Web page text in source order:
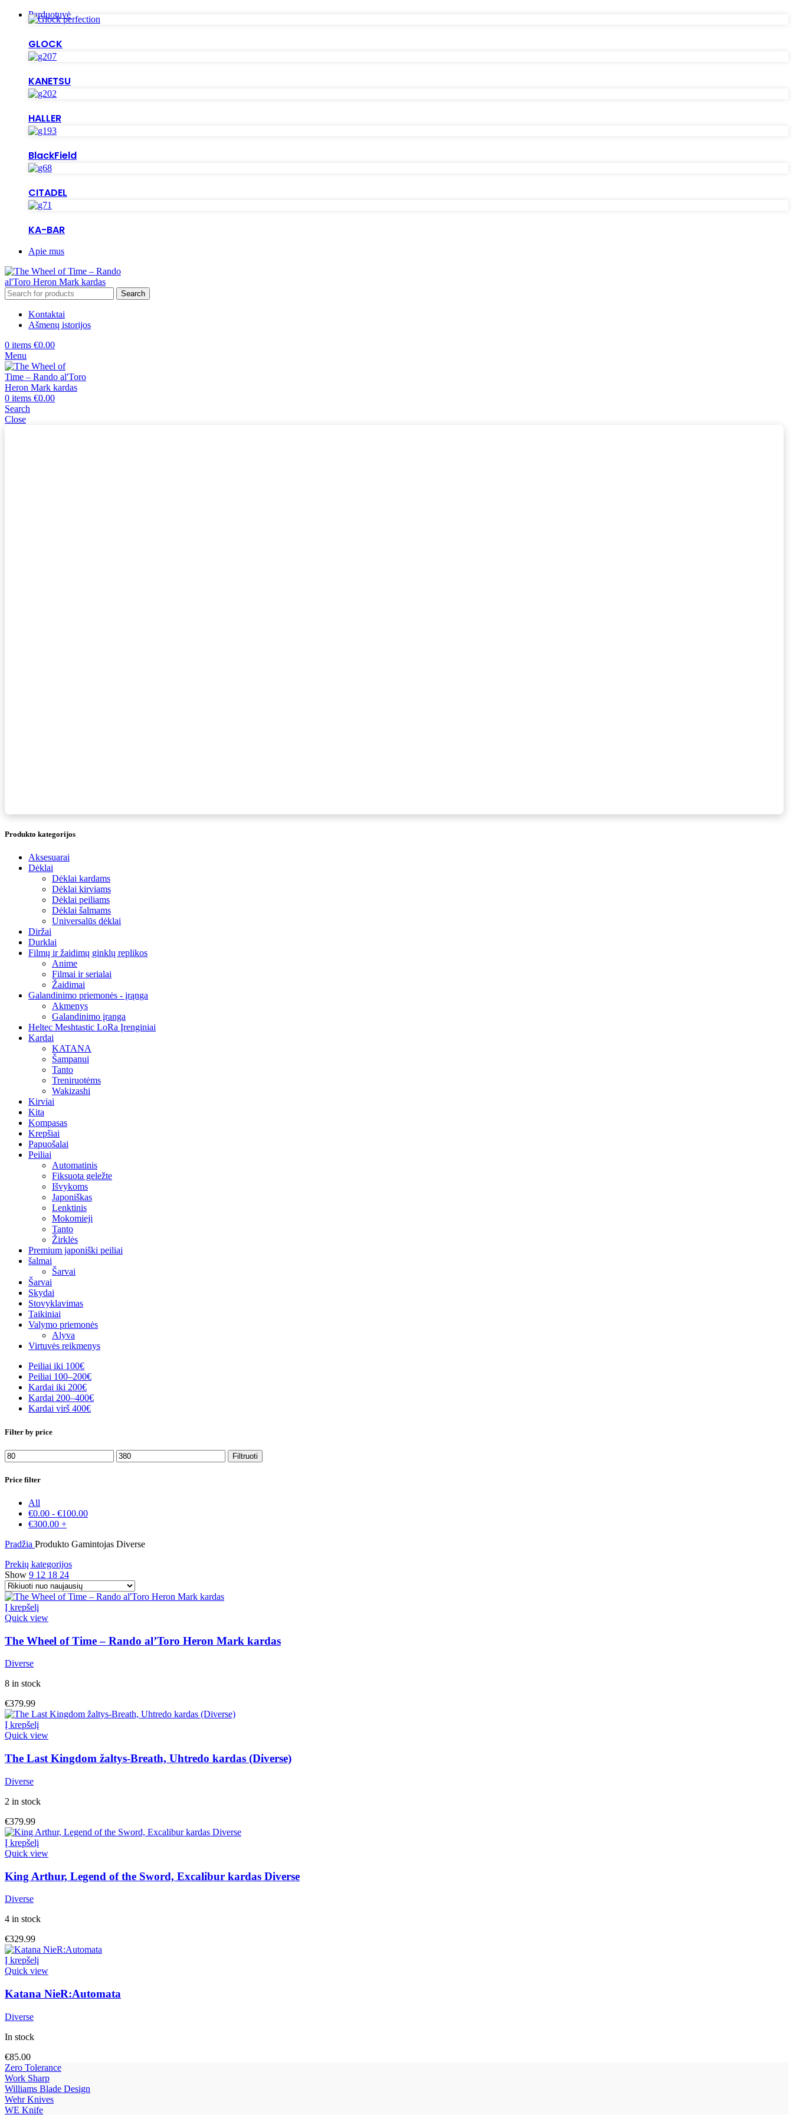
Parduotuvė
GLOCK
KANETSU
HALLER
BlackField
CITADEL
KA-BAR
Apie mus
Search
Kontaktai
Ašmenų istorijos
0 items €0.00
Menu
0 items €0.00
Search
Close
Produkto kategorijos
Aksesuarai
Dėklai
Dėklai kardams
Dėklai kirviams
Dėklai peiliams
Dėklai šalmams
Universalūs dėklai
Diržai
Durklai
Filmų ir žaidimų ginklų replikos
Anime
Filmai ir serialai
Žaidimai
Galandinimo priemonės - įrąnga
Akmenys
Galandinimo įranga
Heltec Meshtastic LoRa Įrenginiai
Kardai
KATANA
Šampanui
Tanto
Treniruotėms
Wakizashi
Kirviai
Kita
Kompasas
Krepšiai
Papuošalai
Peiliai
Automatinis
Fiksuota geležte
Išvykoms
Japoniškas
Lenktinis
Mokomieji
Tanto
Žirklės
Premium japoniški peiliai
šalmai
Šarvai
Šarvai
Skydai
Stovyklavimas
Taikiniai
Valymo priemonės
Alyva
Virtuvės reikmenys
Peiliai iki 100€
Peiliai 100–200€
Kardai iki 200€
Kardai 200–400€
Kardai virš 400€
Filter by price
Min
kaina
Maks
kaina
Filtruoti
Price filter
All
€0.00 - €100.00
€300.00 +
Pradžia Produkto Gamintojas Diverse
Prekių kategorijos
Show 9 12 18 24
Į krepšelį
Quick view
The Wheel of Time – Rando al’Toro Heron Mark kardas
Diverse
8 in stock
€379.99
Į krepšelį
Quick view
The Last Kingdom žaltys-Breath, Uhtredo kardas (Diverse)
Diverse
2 in stock
€379.99
Į krepšelį
Quick view
King Arthur, Legend of the Sword, Excalibur kardas Diverse
Diverse
4 in stock
€329.99
Į krepšelį
Quick view
Katana NieR:Automata
Diverse
In stock
€85.00
Zero Tolerance
Work Sharp
Williams Blade Design
Wehr Knives
WE Knife